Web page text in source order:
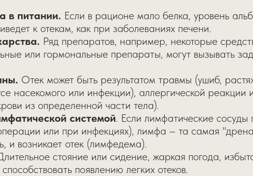
в питании. Если в рационе мало белка, уровень
к отекам, как при заболеваниях печени.
Ряд препаратов, например, некоторые
или гормональные препараты, могут вызывать
Отек может быть результатом травмы (ушиб,
насекомого или инфекции), аллергической реакции
из определенной части тела).
системой. Если лимфатические
или при инфекциях), лимфа – та самая
и возникает отек (лимфедема).
стояние или сидение, жаркая погода,
появлению легких отеков.